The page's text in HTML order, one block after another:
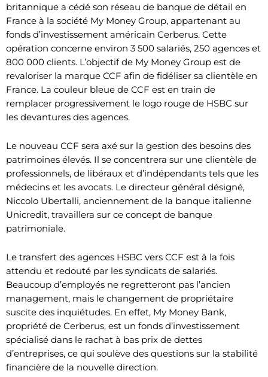
britannique a cédé son réseau de banque de détail en
France à la société My Money Group, appartenant au
fonds d’investissement américain Cerberus. Cette
opération concerne environ 3 500 salariés, 250 agences et
800 000 clients. L’objectif de My Money Group est de
revaloriser la marque CCF afin de fidéliser sa clientèle en
France. La couleur bleue de CCF est en train de
remplacer progressivement le logo rouge de HSBC sur
les devantures des agences.
Le nouveau CCF sera axé sur la gestion des besoins des
patrimoines élevés. Il se concentrera sur une clientèle de
professionnels, de libéraux et d’indépendants tels que les
médecins et les avocats. Le directeur général désigné,
Niccolo Ubertalli, anciennement de la banque italienne
Unicredit, travaillera sur ce concept de banque
patrimoniale.
Le transfert des agences HSBC vers CCF est à la fois
attendu et redouté par les syndicats de salariés.
Beaucoup d’employés ne regretteront pas l’ancien
management, mais le changement de propriétaire
suscite des inquiétudes. En effet, My Money Bank,
propriété de Cerberus, est un fonds d’investissement
spécialisé dans le rachat à bas prix de dettes
d’entreprises, ce qui soulève des questions sur la stabilité
financière de la nouvelle direction.